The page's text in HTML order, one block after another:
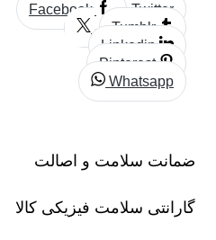
Facebook
Twitter
Tumblr
Linkedin
Pinterest
Whatsapp
ضمانت سلامت و اصالت
گارانتی سلامت فیزیکی کالا